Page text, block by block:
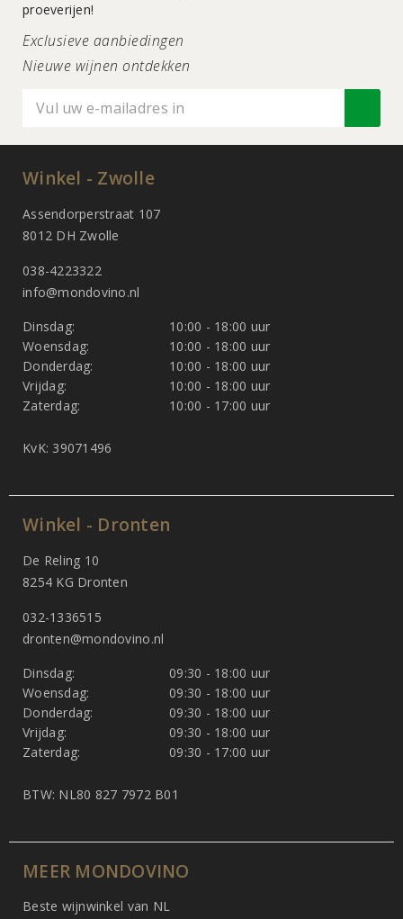
proeverijen!
Exclusieve aanbiedingen
Nieuwe wijnen ontdekken
Winkel - Zwolle
Assendorperstraat 107
8012 DH Zwolle
038-4223322
info@mondovino.nl
Dinsdag:
10:00 - 18:00 uur
Woensdag:
10:00 - 18:00 uur
Donderdag:
10:00 - 18:00 uur
Vrijdag:
10:00 - 18:00 uur
Zaterdag:
10:00 - 17:00 uur
KvK: 39071496
Winkel - Dronten
De Reling 10
8254 KG Dronten
032-1336515
dronten@mondovino.nl
Dinsdag:
09:30 - 18:00 uur
Woensdag:
09:30 - 18:00 uur
Donderdag:
09:30 - 18:00 uur
Vrijdag:
09:30 - 18:00 uur
Zaterdag:
09:30 - 17:00 uur
BTW: NL80 827 7972 B01
MEER MONDOVINO
Beste wijnwinkel van NL